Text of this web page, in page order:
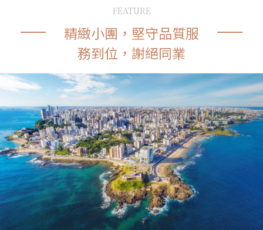
FEATURE
精緻小團，堅守品質服
務到位，謝絕同業